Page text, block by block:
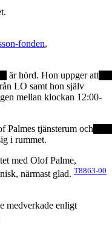
fonden,
är hörd. Hon uppger att
LO samt hon själv
mellan klockan 12:00-
Palmes tjänsterum och
i rummet.
med Olof Palme,
närmast glad. T8863-00
medverkade enligt